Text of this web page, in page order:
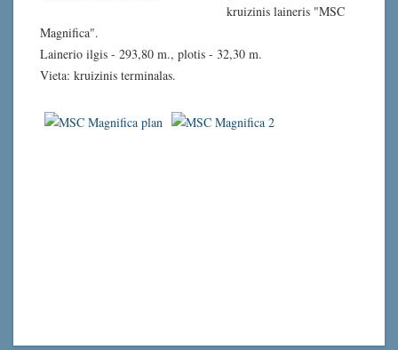
kruizinis laineris "MSC
Magnifica".
Lainerio ilgis - 293,80 m., plotis - 32,30 m.
Vieta: kruizinis terminalas.